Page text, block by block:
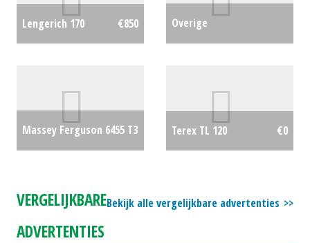
Lengerich 170 €850
Overige
Massey Ferguson 6455 T3
Terex TL 120 €0
Bekijk alle vergelijkbare advertenties
VERGELIJKBARE
ADVERTENTIES